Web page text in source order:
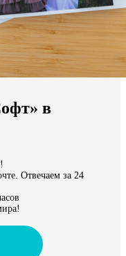
в
Отвечаем за 24